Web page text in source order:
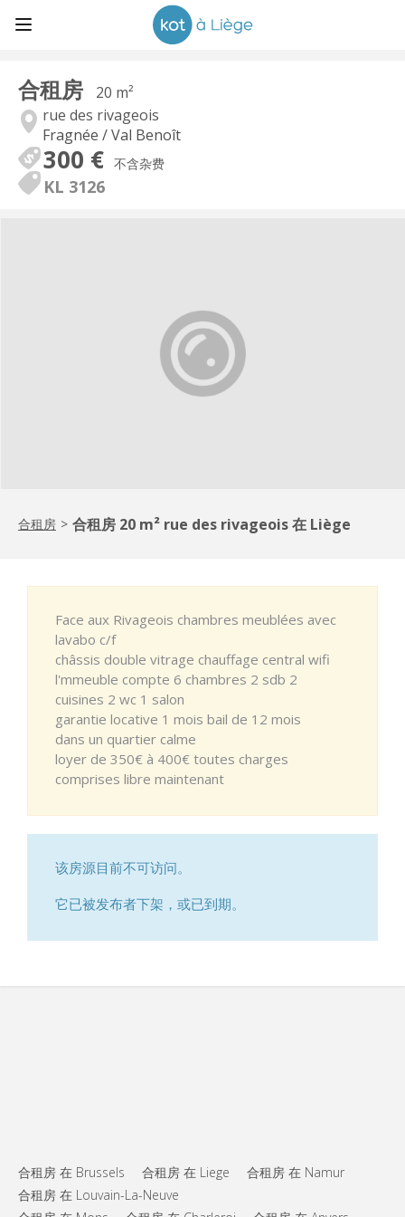
合租房
20 m²
rue des rivageois
Fragnée / Val Benoît
300 € 不含杂费
KL 3126
合租房 > 合租房 20 m² rue des rivageois 在 Liège
Face aux Rivageois chambres meublées avec
lavabo c/f
châssis double vitrage chauffage central wifi
l'mmeuble compte 6 chambres 2 sdb 2
cuisines 2 wc 1 salon
garantie locative 1 mois bail de 12 mois
dans un quartier calme
loyer de 350€ à 400€ toutes charges
comprises libre maintenant
该房源目前不可访问。
它已被发布者下架，或已到期。
合租房 在 Brussels 合租房 在 Liege
合租房 在 Namur
合租房 在 Louvain-La-Neuve